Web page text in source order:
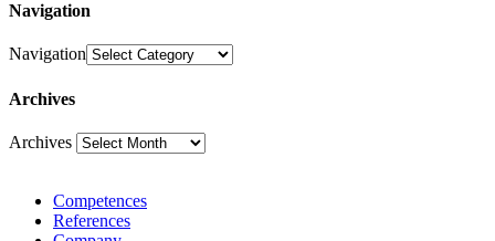
Navigation
Navigation
Archives
Archives
Competences
References